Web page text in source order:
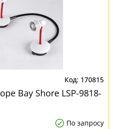
170815
Bay Shore LSP-9818-
По запросу